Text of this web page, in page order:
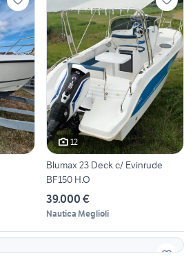
12
Blumax 23 Deck c/ Evinrude
BF150 H.O
39.000 €
Nautica Meglioli